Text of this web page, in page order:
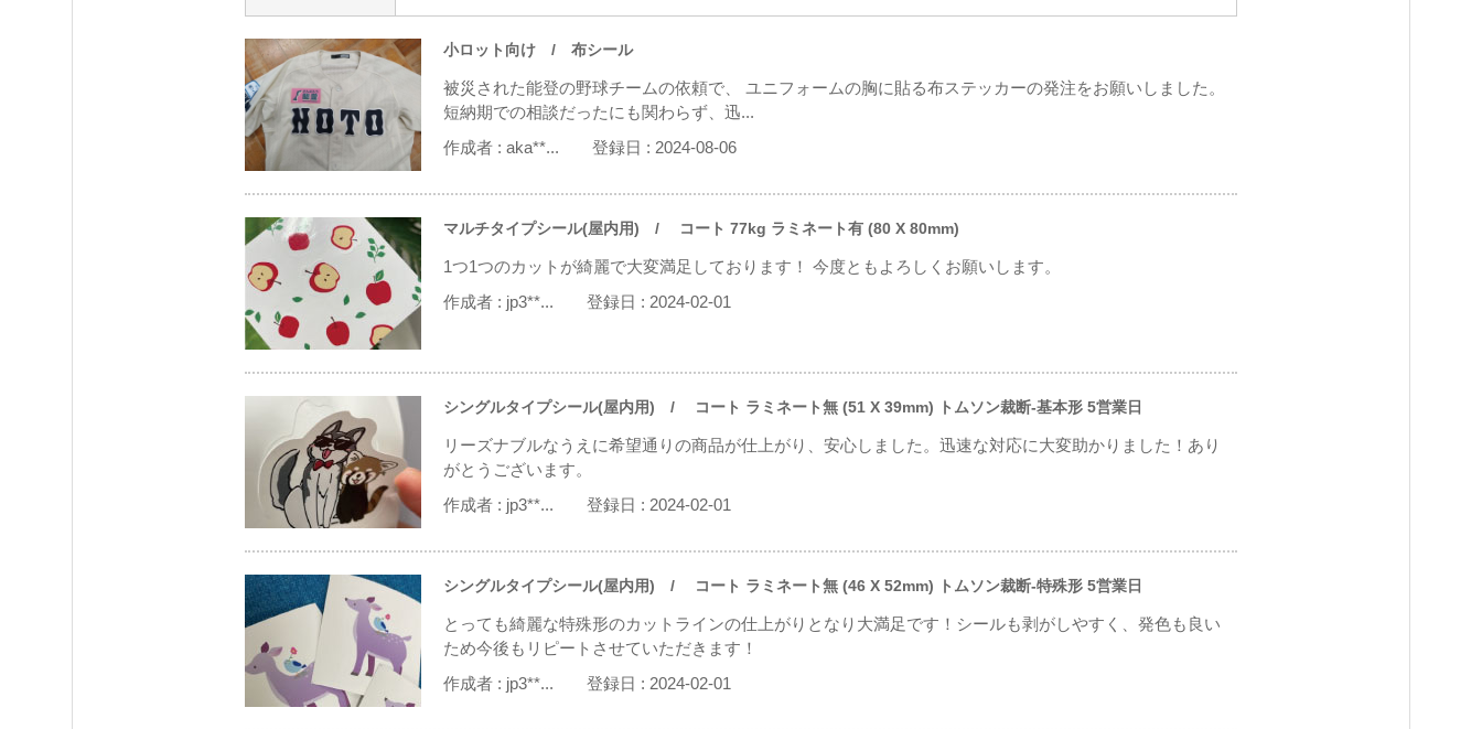
小ロット向け / 布シール
被災された能登の野球チームの依頼で、 ユニフォームの胸に貼る布ステッカーの発注をお願いしました。
短納期での相談だったにも関わらず、迅...
作成者 : aka**... 登録日 : 2024-08-06
マルチタイプシール(屋内用) / コート 77kg ラミネート有 (80 X 80mm)
1つ1つのカットが綺麗で大変満足しております！ 今度ともよろしくお願いします。
作成者 : jp3**... 登録日 : 2024-02-01
シングルタイプシール(屋内用) / コート ラミネート無 (51 X 39mm) トムソン裁断-基本形 5営業日
リーズナブルなうえに希望通りの商品が仕上がり、安心しました。迅速な対応に大変助かりました！あり
がとうございます。
作成者 : jp3**... 登録日 : 2024-02-01
シングルタイプシール(屋内用) / コート ラミネート無 (46 X 52mm) トムソン裁断-特殊形 5営業日
とっても綺麗な特殊形のカットラインの仕上がりとなり大満足です！シールも剥がしやすく、発色も良い
ため今後もリピートさせていただきます！
作成者 : jp3**... 登録日 : 2024-02-01